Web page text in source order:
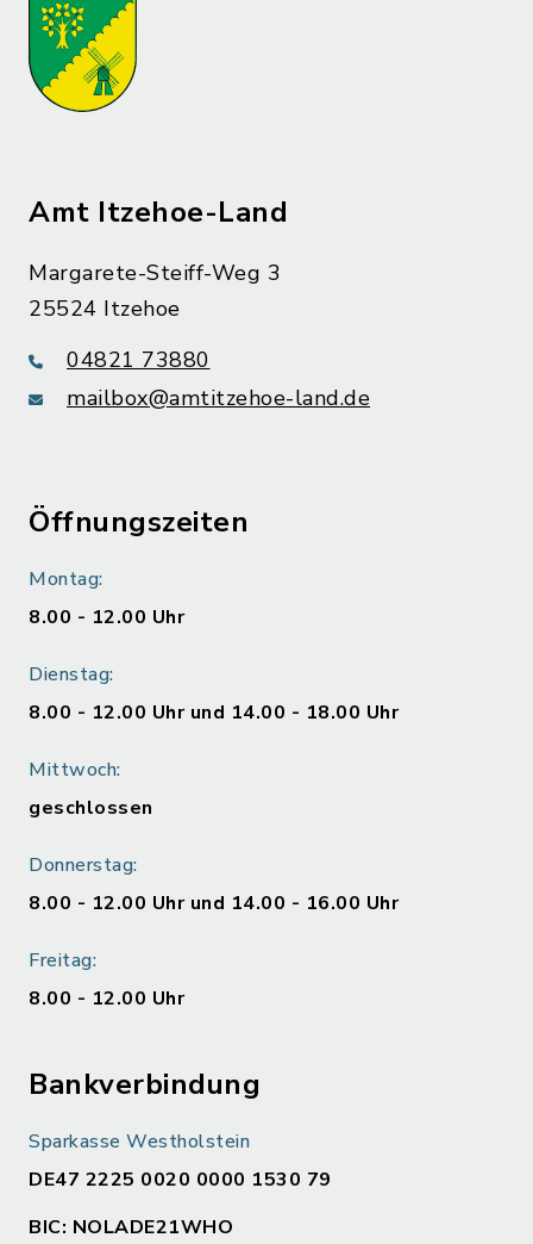
Amt Itzehoe-Land
Margarete-Steiff-Weg 3
25524 Itzehoe
04821 73880
mailbox@amtitzehoe-land.de
Öffnungszeiten
Montag:
8.00 - 12.00 Uhr
Dienstag:
8.00 - 12.00 Uhr und 14.00 - 18.00 Uhr
Mittwoch:
geschlossen
Donnerstag:
8.00 - 12.00 Uhr und 14.00 - 16.00 Uhr
Freitag:
8.00 - 12.00 Uhr
Bankverbindung
Sparkasse Westholstein
DE47 2225 0020 0000 1530 79
BIC: NOLADE21WHO